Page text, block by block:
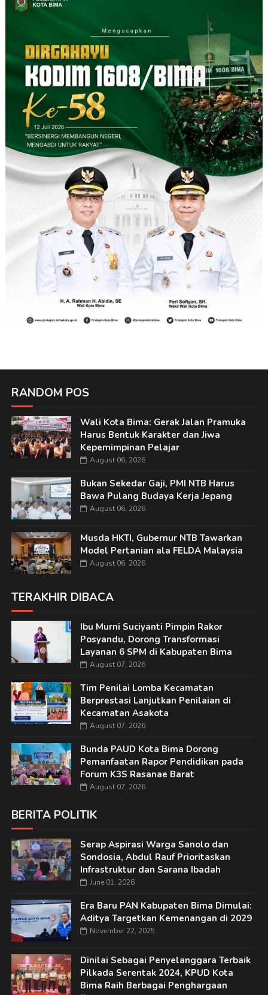
RANDOM POS
Wali Kota Bima: Gerak Jalan Pramuka
Harus Bentuk Karakter dan Jiwa
Kepemimpinan Pelajar
August 06, 2026
Bukan Sekedar Gaji, PMI NTB Harus
Bawa Pulang Budaya Kerja Jepang
August 06, 2026
Musda HKTI, Gubernur NTB Tawarkan
Model Pertanian ala FELDA Malaysia
August 06, 2026
TERAKHIR DIBACA
Ibu Murni Suciyanti Pimpin Rakor
Posyandu, Dorong Transformasi
Layanan 6 SPM di Kabupaten Bima
August 07, 2026
Tim Penilai Lomba Kecamatan
Berprestasi Lanjutkan Penilaian di
Kecamatan Asakota
August 07, 2026
Bunda PAUD Kota Bima Dorong
Pemanfaatan Rapor Pendidikan pada
Forum K3S Rasanae Barat
August 07, 2026
BERITA POLITIK
Serap Aspirasi Warga Sanolo dan
Sondosia, Abdul Rauf Prioritaskan
Infrastruktur dan Sarana Ibadah
June 01, 2026
Era Baru PAN Kabupaten Bima Dimulai:
Aditya Targetkan Kemenangan di 2029
November 22, 2025
Dinilai Sebagai Penyelanggara Terbaik
Pilkada Serentak 2024, KPUD Kota
Bima Raih Berbagai Penghargaan